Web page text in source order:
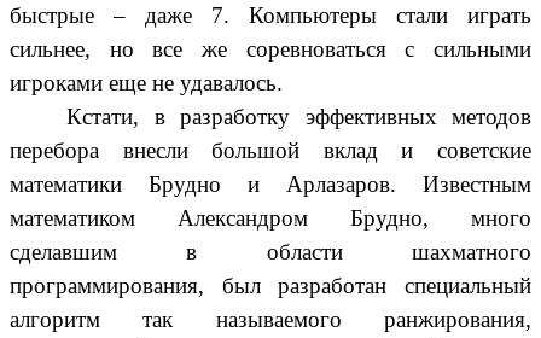
быстрые – даже 7. Компьютеры стали играть
сильнее, но все же соревноваться с сильными
игроками еще не удавалось.
Кстати, в разработку эффективных методов
перебора внесли большой вклад и советские
математики Брудно и Арлазаров. Известным
математиком Александром Брудно, много
сделавшим в области шахматного
программирования, был разработан специальный
алгоритм так называемого ранжирования,